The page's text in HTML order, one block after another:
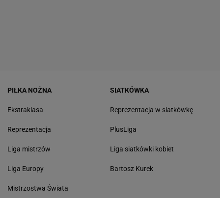
PIŁKA NOŻNA
Ekstraklasa
Reprezentacja
Liga mistrzów
Liga Europy
Mistrzostwa Świata
SIATKÓWKA
Reprezentacja w siatkówkę
PlusLiga
Liga siatkówki kobiet
Bartosz Kurek